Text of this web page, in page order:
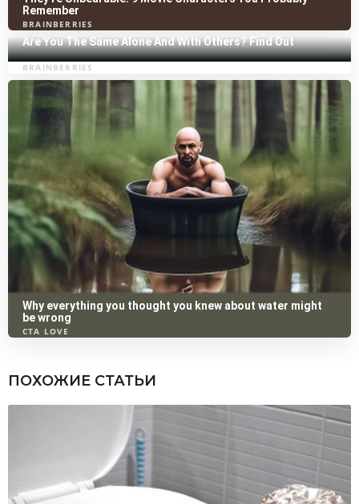
ПОХОЖИЕ СТАТЬИ